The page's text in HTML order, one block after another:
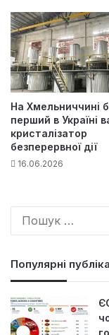
На Хмельниччині
перший в Україні
кристалізатор
безперервної дії
16.06.2026
Популярні